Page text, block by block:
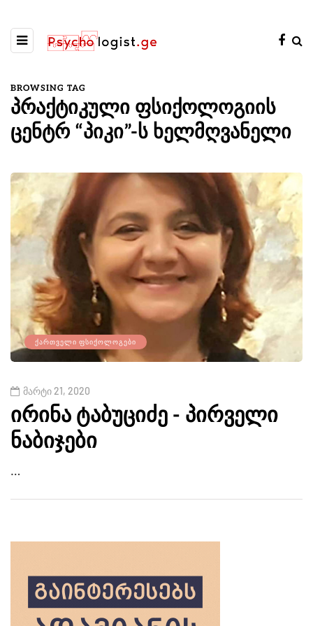
BROWSING TAG
პრაქტიკული ფსიქოლოგიის
ცენტრ “პიკი”-ს ხელმღვანელი
ᲥᲐᲠᲗᲕᲔᲚᲘ ᲤᲡᲘᲥᲝᲚᲝᲒᲔᲑᲘ
მარტი 21, 2020
ირინა ტაბუციძე - პირველი
ნაბიჯები
…